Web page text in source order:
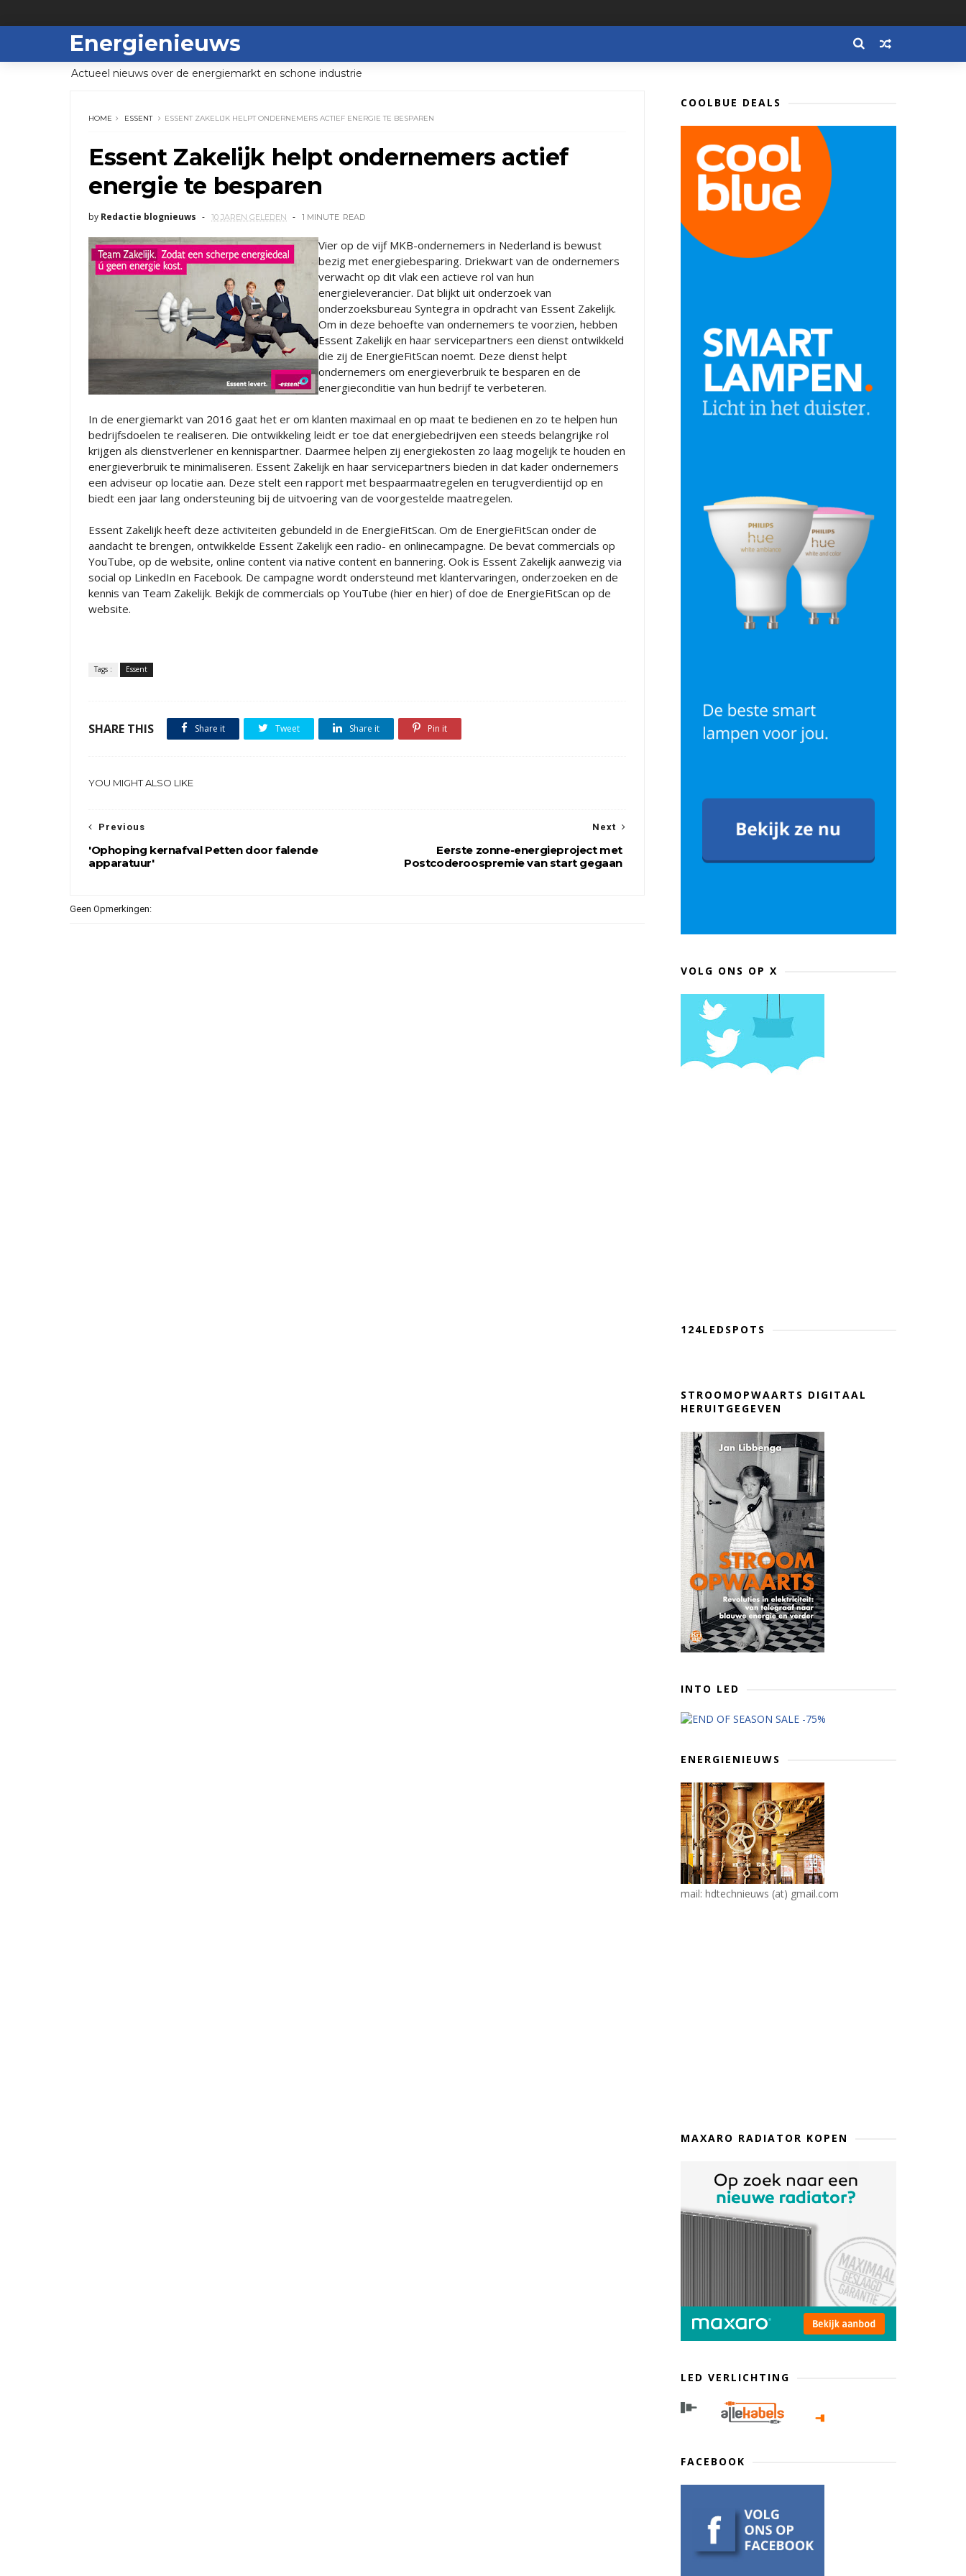
Energienieuws
Actueel nieuws over de energiemarkt en schone industrie
HOME ESSENT ESSENT ZAKELIJK HELPT ONDERNEMERS ACTIEF ENERGIE TE BESPAREN
Essent Zakelijk helpt ondernemers actief
energie te besparen
by Redactie blognieuws 10 JAREN GELEDEN 1 MINUTE READ
Vier op de vijf MKB-ondernemers in Nederland is bewust
bezig met energiebesparing. Driekwart van de ondernemers
verwacht op dit vlak een actieve rol van hun
energieleverancier. Dat blijkt uit onderzoek van
onderzoeksbureau Syntegra in opdracht van Essent Zakelijk.
Om in deze behoefte van ondernemers te voorzien, hebben
Essent Zakelijk en haar servicepartners een dienst ontwikkeld
die zij de EnergieFitScan noemt. Deze dienst helpt
ondernemers om energieverbruik te besparen en de
energieconditie van hun bedrijf te verbeteren.
In de energiemarkt van 2016 gaat het er om klanten maximaal en op maat te bedienen en zo te helpen hun
bedrijfsdoelen te realiseren. Die ontwikkeling leidt er toe dat energiebedrijven een steeds belangrijke rol
krijgen als dienstverlener en kennispartner. Daarmee helpen zij energiekosten zo laag mogelijk te houden en
energieverbruik te minimaliseren. Essent Zakelijk en haar servicepartners bieden in dat kader ondernemers
een adviseur op locatie aan. Deze stelt een rapport met bespaarmaatregelen en terugverdientijd op en
biedt een jaar lang ondersteuning bij de uitvoering van de voorgestelde maatregelen.
Essent Zakelijk heeft deze activiteiten gebundeld in de EnergieFitScan. Om de EnergieFitScan onder de
aandacht te brengen, ontwikkelde Essent Zakelijk een radio- en onlinecampagne. De bevat commercials op
YouTube, op de website, online content via native content en bannering. Ook is Essent Zakelijk aanwezig via
social op LinkedIn en Facebook. De campagne wordt ondersteund met klantervaringen, onderzoeken en de
kennis van Team Zakelijk. Bekijk de commercials op YouTube (hier en hier) of doe de EnergieFitScan op de
website.
Tags : Essent
SHARE THIS Share it Tweet Share it Pin it
YOU MIGHT ALSO LIKE
Next
Eerste zonne-energieproject met
Postcoderoospremie van start gegaan
Previous
'Ophoping kernafval Petten door falende
apparatuur'
Geen Opmerkingen:
COOLBUE DEALS
VOLG ONS OP X
124LEDSPOTS
STROOMOPWAARTS DIGITAAL
HERUITGEGEVEN
INTO LED
ENERGIENIEUWS
mail: hdtechnieuws (at) gmail.com
MAXARO RADIATOR KOPEN
LED VERLICHTING
FACEBOOK